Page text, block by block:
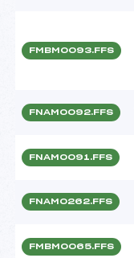
FMBM0093.FFS
FNAM0092.FFS
FNAM0091.FFS
FNAM0262.FFS
FMBM0065.FFS